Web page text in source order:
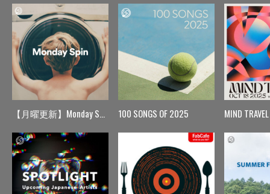
【月曜更新】Monday Spin 100 SONGS OF 2025 MIND TRAVEL